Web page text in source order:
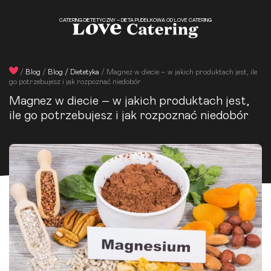
CATERING DIETETYCZNY – DIETA PUDEŁKOWA OD LOVE CATERING
/ Blog / Blog / Dietetyka / Magnez w diecie – w jakich produktach jest, ile
go potrzebujesz i jak rozpoznać niedobór
Magnez w diecie – w jakich produktach jest,
ile go potrzebujesz i jak rozpoznać niedobór